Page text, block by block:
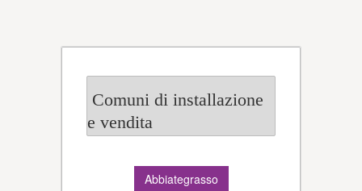
Comuni di installazione
e vendita
Abbiategrasso